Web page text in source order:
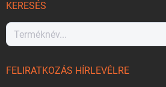
KERESÉS
FELIRATKOZÁS HÍRLEVÉLRE